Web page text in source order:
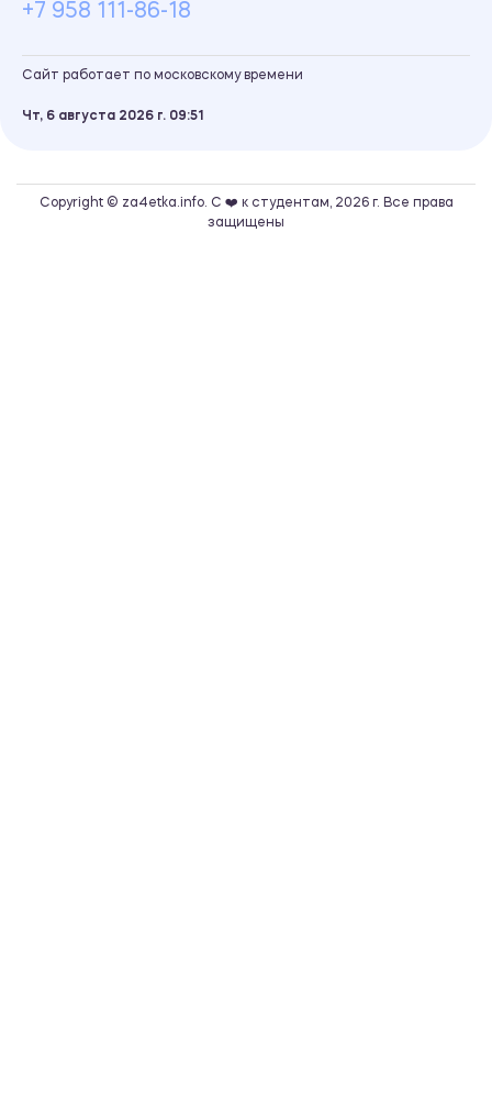
+7 958 111-86-18
Сайт работает по московскому времени
Чт, 6 августа 2026 г. 09 51
Copyright © za4etka.info. С ❤️ к студентам, 2026 г. Все права
защищены